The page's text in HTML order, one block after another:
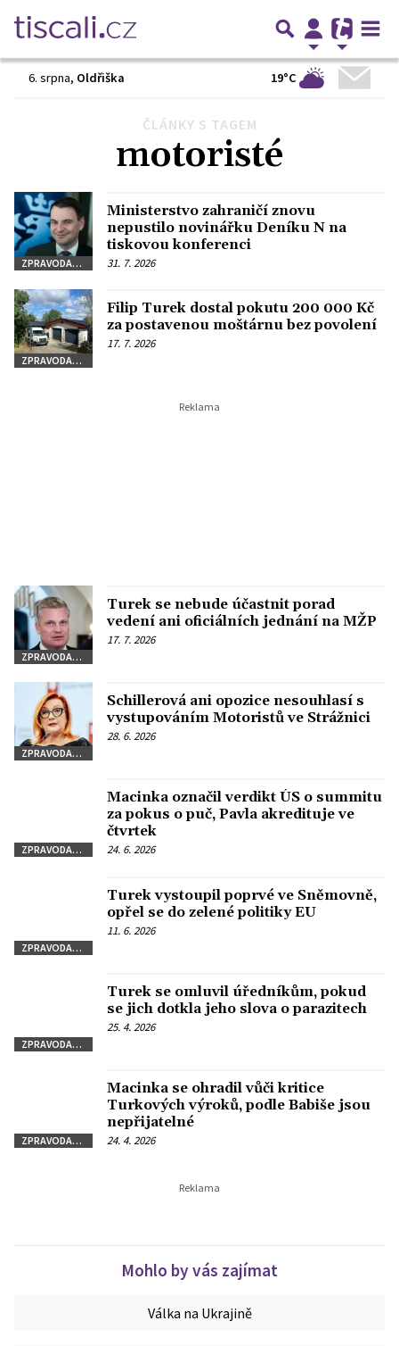
6. srpna, Oldřiška 19°C
ČLÁNKY S TAGEM
motoristé
ZPRAVODAJSTVÍ
Ministerstvo zahraničí znovu
nepustilo novinářku Deníku N na
tiskovou konferenci
31. 7. 2026
ZPRAVODAJSTVÍ
Filip Turek dostal pokutu 200 000 Kč
za postavenou moštárnu bez povolení
17. 7. 2026
ZPRAVODAJSTVÍ
Turek se nebude účastnit porad
vedení ani oficiálních jednání na MŽP
17. 7. 2026
ZPRAVODAJSTVÍ
Schillerová ani opozice nesouhlasí s
vystupováním Motoristů ve Strážnici
28. 6. 2026
ZPRAVODAJSTVÍ
Macinka označil verdikt ÚS o summitu
za pokus o puč, Pavla akredituje ve
čtvrtek
24. 6. 2026
ZPRAVODAJSTVÍ
Turek vystoupil poprvé ve Sněmovně,
opřel se do zelené politiky EU
11. 6. 2026
ZPRAVODAJSTVÍ
Turek se omluvil úředníkům, pokud
se jich dotkla jeho slova o parazitech
25. 4. 2026
ZPRAVODAJSTVÍ
Macinka se ohradil vůči kritice
Turkových výroků, podle Babiše jsou
nepřijatelné
24. 4. 2026
… 8 Další
Mohlo by vás zajímat
Válka na Ukrajině